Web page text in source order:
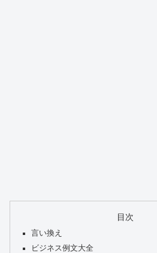
目次
言い換え
ビジネス例文大全